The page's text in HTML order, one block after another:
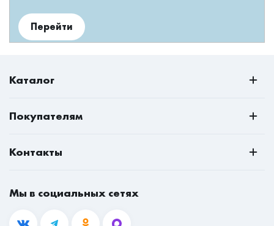
Перейти
Мы в социальных сетях
Каталог
Всё для кухни
Спальни
Покупателям
Ответы на вопросы
Блог
Контакты
8 (800) 350-60-68
mail@mebeleconom.com